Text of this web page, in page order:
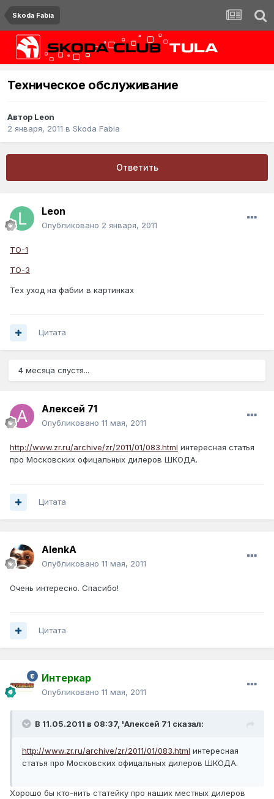
Skoda Fabia
Техническое обслуживание
Автор Leon
2 января, 2011 в Skoda Fabia
Ответить
Leon
Опубликовано 2 января, 2011
ТО-1
ТО-3
Тех уход на фабии в картинках
Цитата
4 месяца спустя...
Алексей 71
Опубликовано 11 мая, 2011
http://www.zr.ru/archive/zr/2011/01/083.html интересная статья
про Московских офицальных дилеров ШКОДА.
Цитата
AlenkA
Опубликовано 11 мая, 2011
Очень интересно. Спасибо!
Цитата
Интеркар
Опубликовано 11 мая, 2011
В 11.05.2011 в 08:37, 'Алексей 71 сказал:
http://www.zr.ru/archive/zr/2011/01/083.html интересная
статья про Московских офицальных дилеров ШКОДА.
Хорошо бы кто-нить статейку про наших местных дилеров